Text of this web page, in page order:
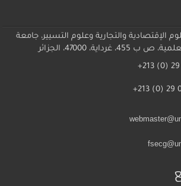
الإقتصادية والتجارية وعلوم التسيير، جامعة
47000، الجزائر